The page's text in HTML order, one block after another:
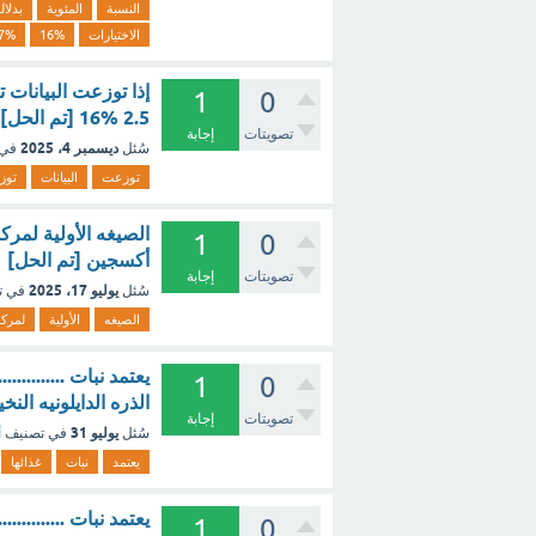
النسبة المئوية
الاختيارات
16%
0
تصويتات
1
إجابة
16% 2.5 [تم الحل]
سُئل ديسمبر 4، 2025
توزعت البيانات
0
تصويتات
1
إجابة
أكسجين [تم الحل]
سُئل يوليو 17، 2025 في
الصيغه الأولية
0
تصويتات
1
إجابة
يعتمد نبات
الذره الدايلونيه
سُئل يوليو 31 في تصنيف
يعتمد نبات غذائها
0
1
يعتمد نبات